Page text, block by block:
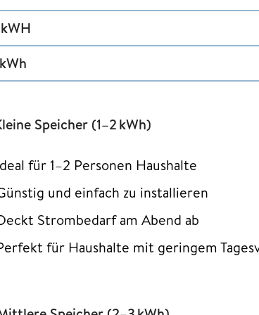
Speicher (1–2 kWh)
für 1–2 Personen Haushalte
und einfach zu installieren
Strombedarf am Abend ab
für Haushalte mit geringem